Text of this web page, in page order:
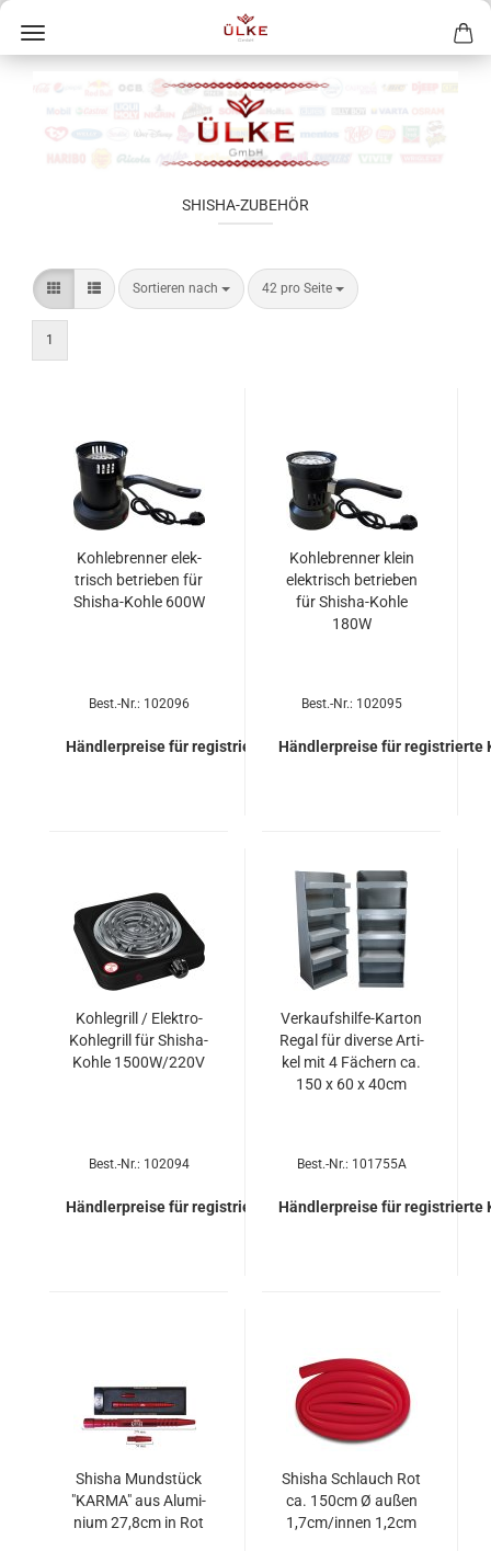
SHISHA-ZUBEHÖR
Sortieren nach 42 pro Seite
1
Koh­le­b­ren­ner elek­
trisch be­trie­ben für
Shisha-​​Kohle 600W
Best.-Nr.: 102096
Händlerpreise für registrierte Kunden
Koh­le­b­ren­ner klein
elek­trisch be­trie­ben
für Shisha-​​Kohle
180W
Best.-Nr.: 102095
Händlerpreise für registrierte
Koh­le­grill / Elektro-​​
Koh­le­grill für Shisha-​​
Kohle 1500W/220V
Best.-Nr.: 102094
Händlerpreise für registrierte Kunden
Verkaufshilfe-​​Kar­ton
Regal für di­ver­se Ar­ti­
kel mit 4 Fä­chern ca.
150 x 60 x 40cm
Best.-Nr.: 101755A
Händlerpreise für registrierte
Shi­sha Mund­stück
"KARMA" aus Alu­mi­
ni­um 27,8cm in Rot
Shi­sha Schlauch Rot
ca. 150cm Ø außen
1,7cm/innen 1,2cm